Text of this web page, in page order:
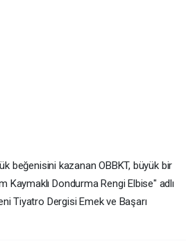
beğenisini kazanan OBBKT, büyük bir
Dondurma Rengi Elbise" adlı
Tiyatro Dergisi Emek ve Başarı